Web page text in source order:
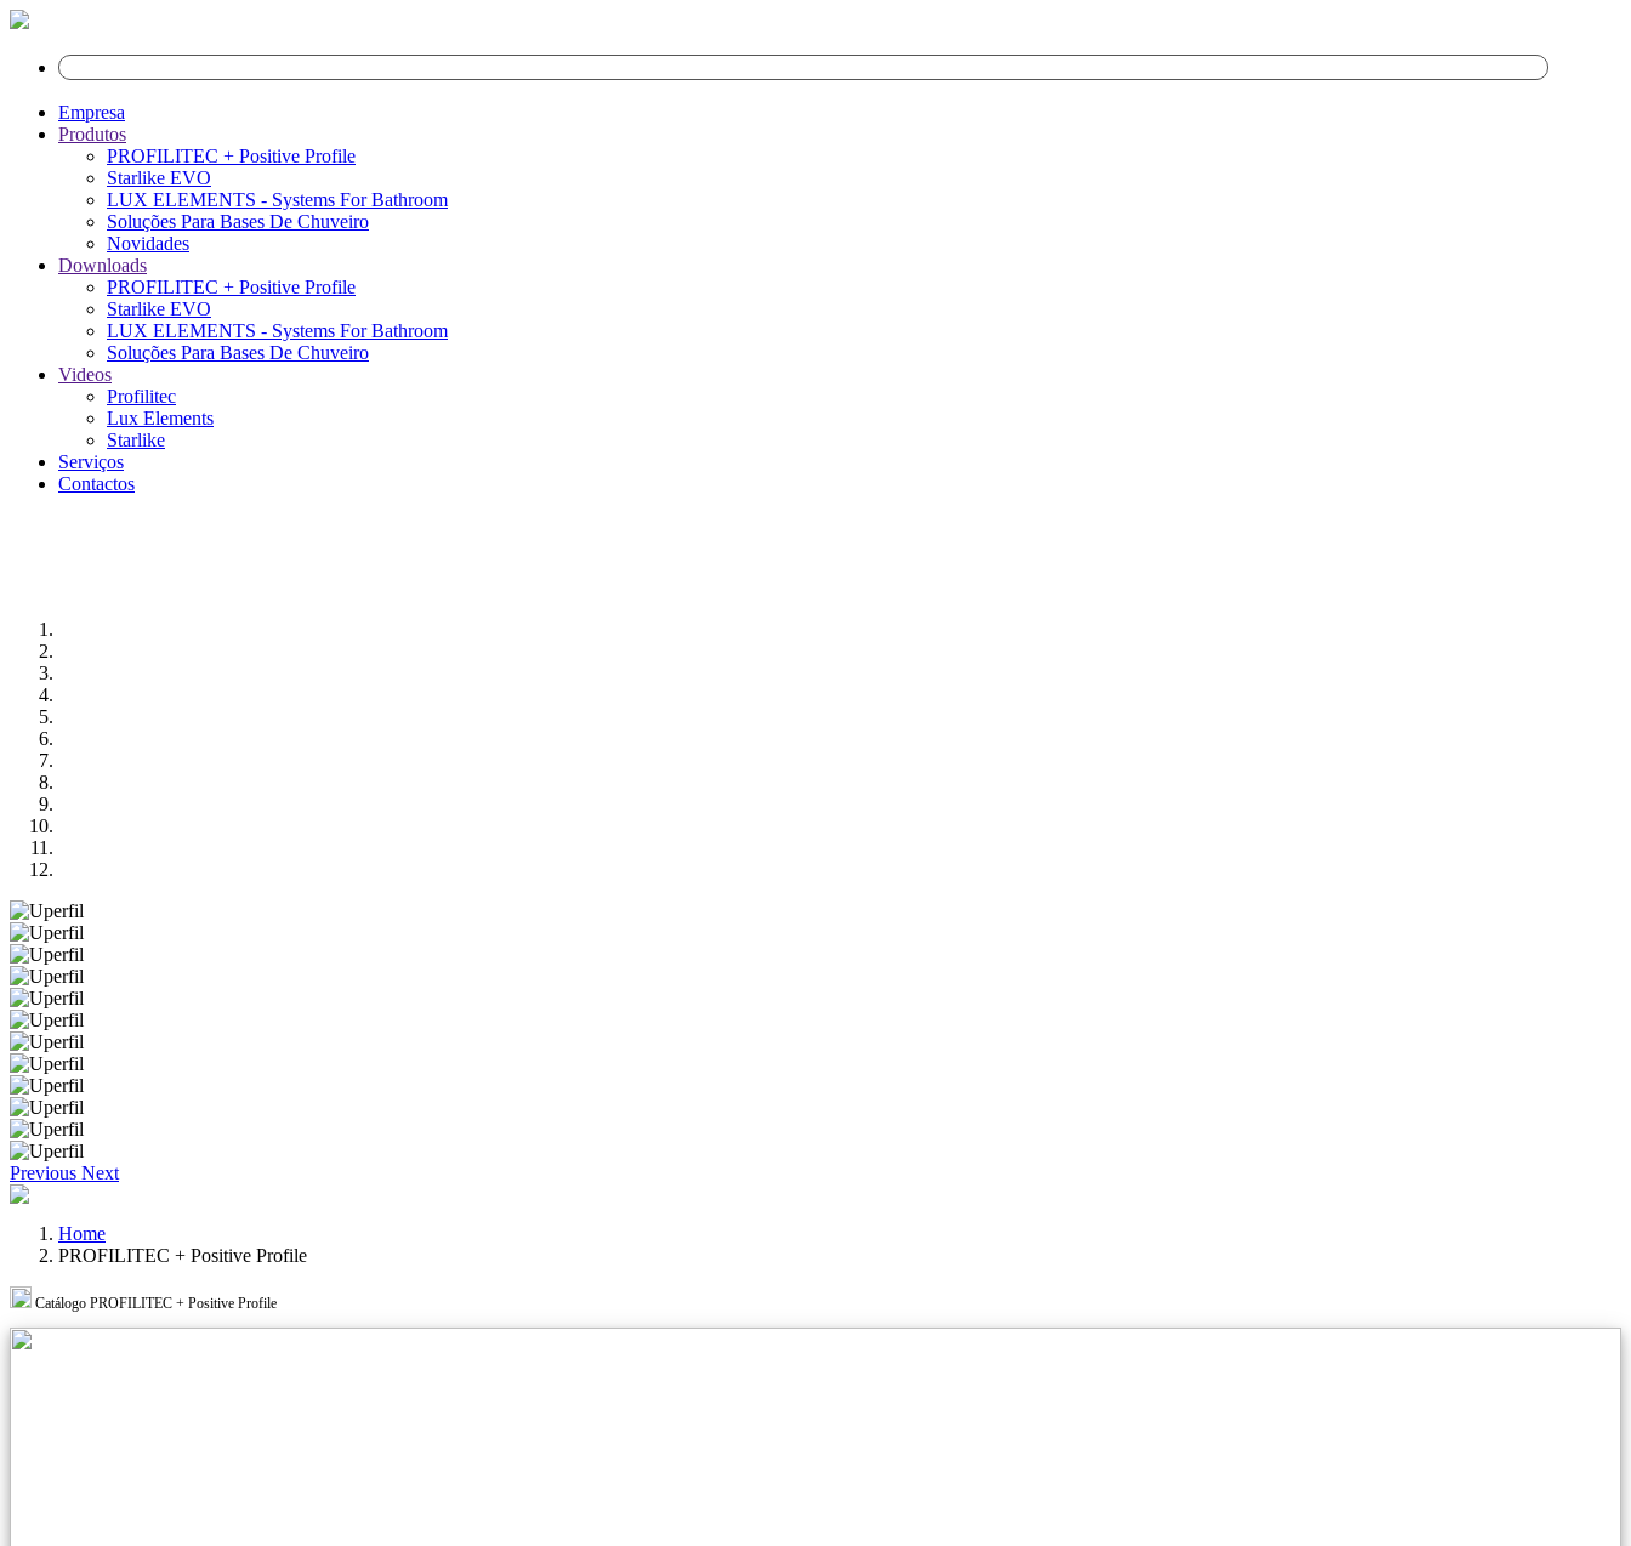
Empresa
Produtos
PROFILITEC + Positive Profile
Starlike EVO
LUX ELEMENTS - Systems For Bathroom
Soluções Para Bases De Chuveiro
Novidades
Downloads
PROFILITEC + Positive Profile
Starlike EVO
LUX ELEMENTS - Systems For Bathroom
Soluções Para Bases De Chuveiro
Videos
Profilitec
Lux Elements
Starlike
Serviços
Contactos
Previous Next
Home
PROFILITEC + Positive Profile
Catálogo PROFILITEC + Positive Profile